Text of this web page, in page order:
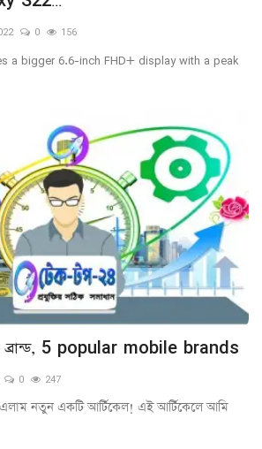
পদ্ধতি
0 156
a bigger 6.6-inch FHD+ display with a peak
ব্রান্ড, 5 popular mobile brands
0 247
নতুন একটি আর্টিকেল! এই আর্টিকেলে আমি